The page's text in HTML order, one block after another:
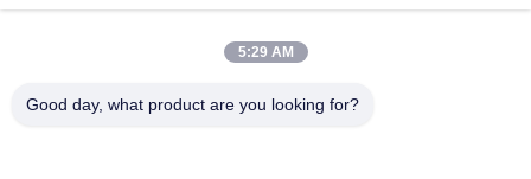
bảo vệ chặn quá tải
Bộ điều khiển động cơ không chổi than JY02A Ic với quy định
5:29 AM
Good day, what product are you looking for?